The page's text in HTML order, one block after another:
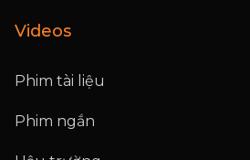
Videos
Phim tài liệu
Phim ngắn